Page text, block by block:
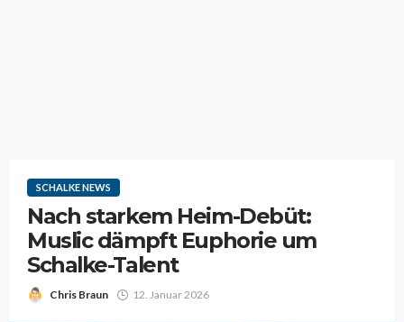
SCHALKE NEWS
Nach starkem Heim-Debüt:
Muslic dämpft Euphorie um
Schalke-Talent
Chris Braun 12. Januar 2026